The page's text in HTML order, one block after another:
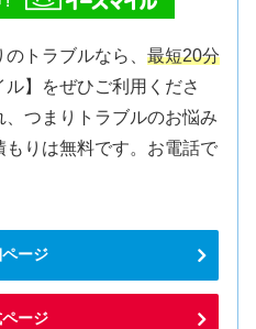
のトラブルなら、最短20分
ル】をぜひご利用くださ
つまりトラブルのお悩み
りは無料です。お電話で
ージ
ージ